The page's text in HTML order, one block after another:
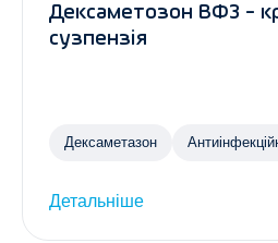
Дексаметозон ВФЗ -
сузпензія
Дексаметазон
Детальніше